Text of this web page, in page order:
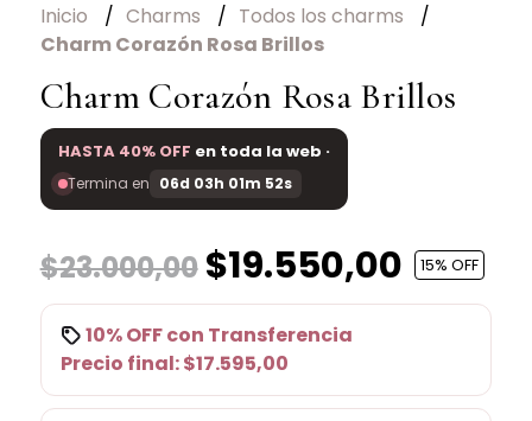
Inicio Charms
Todos los charms
Charm Corazón Rosa Brillos
Charm Corazón Rosa Brillos
HASTA 40% OFF en toda la web ·
Termina en 06d 03h 01m 52s
$23.000,00$19.550,00 15% OFF
10% OFFcon Transferencia
Precio final:$17.595,00